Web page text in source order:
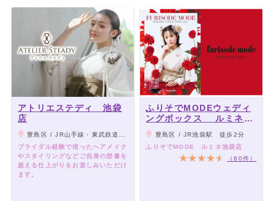
アトリエステディ 池袋
店
豊島区 / JR山手線・東武鉄道・西武鉄道・東京メトロ「池袋」駅 東口より徒歩7分
ブライダル経験で培ったヘアメイク
やスタイリングなどご自身の想像を
超える仕上がりをお楽しみいただけ
ます。
ふりそでMODEウェディ
ングボックス ルミネ池
袋店
豊島区 / JR池袋駅 徒歩2分
ふりそでMODE ルミネ池袋店
（60件）